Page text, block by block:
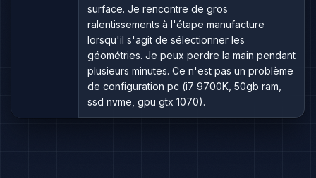
surface. Je rencontre de gros
ralentissements à l'étape manufacture
lorsqu'il s'agit de sélectionner les
géométries. Je peux perdre la main pendant
plusieurs minutes. Ce n'est pas un problème
de configuration pc (i7 9700K, 50gb ram,
ssd nvme, gpu gtx 1070).